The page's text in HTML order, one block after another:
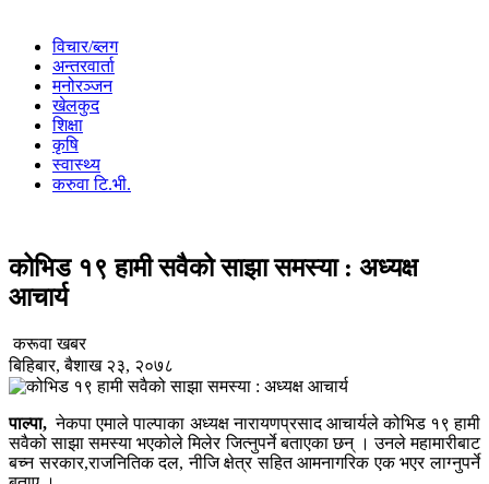
विचार/ब्लग
अन्तरवार्ता
मनोरञ्जन
खेलकुद
शिक्षा
कृषि
स्वास्थ्य
करुवा टि.भी.
कोभिड १९ हामी सवैको साझा समस्या : अध्यक्ष
आचार्य
करूवा खबर
बिहिबार, बैशाख २३, २०७८
पाल्पा, नेकपा एमाले पाल्पाका अध्यक्ष नारायणप्रसाद आचार्यले कोभिड १९ हामी
सवैको साझा समस्या भएकोले मिलेर जित्नुपर्ने बताएका छन् । उनले महामारीबाट
बच्न सरकार,राजनितिक दल, नीजि क्षेत्र सहित आमनागरिक एक भएर लाग्नुपर्ने